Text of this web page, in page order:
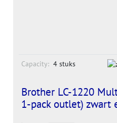
Capacity: 4 stuks
Brother LC-1220
1-pack outlet) zwart